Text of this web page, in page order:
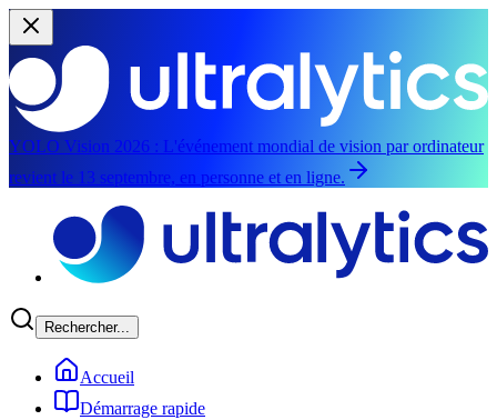
YOLO Vision 2026 : L'événement mondial de vision par ordinateur
revient le 13 septembre, en personne et en ligne.
Rechercher...
Accueil
Démarrage rapide